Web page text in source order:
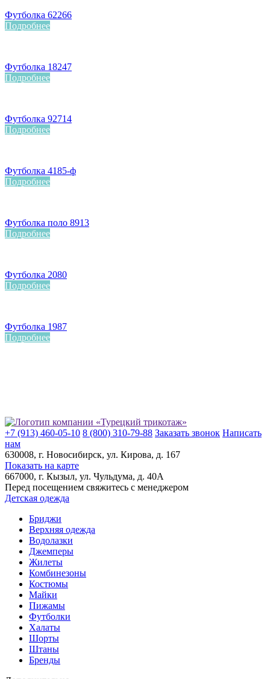
Футболка 62266
Подробнее
Футболка 18247
Подробнее
Футболка 92714
Подробнее
Футболка 4185-ф
Подробнее
Футболка поло 8913
Подробнее
Футболка 2080
Подробнее
Футболка 1987
Подробнее
+7 (913) 460-05-10 8 (800) 310-79-88 Заказать звонок Написать
нам
630008, г. Новосибирск, ул. Кирова, д. 167
Показать на карте
667000, г. Кызыл, ул. Чульдума, д. 40А
Перед посещением свяжитесь с менеджером
Детская одежда
Бриджи
Верхняя одежда
Водолазки
Джемперы
Жилеты
Комбинезоны
Костюмы
Майки
Пижамы
Футболки
Халаты
Шорты
Штаны
Бренды